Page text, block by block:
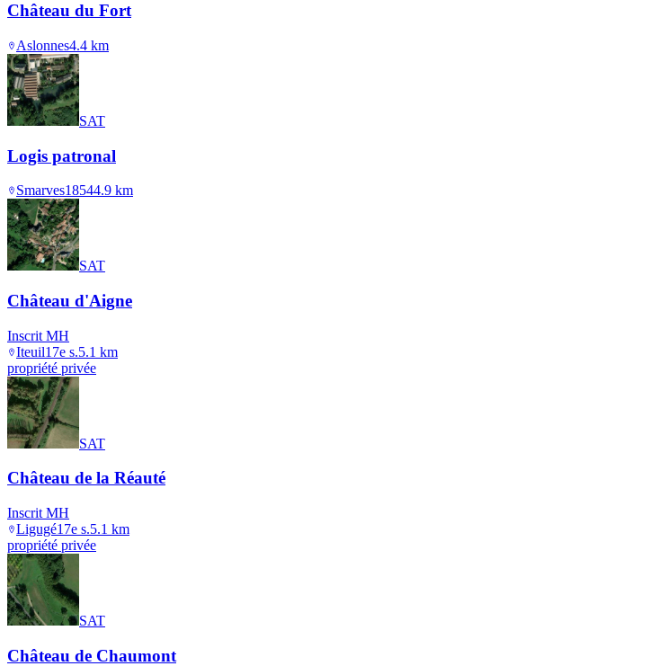
Château du Fort
Aslonnes4.4 km
SAT
Logis patronal
Smarves18544.9 km
SAT
Château d'Aigne
Inscrit MH
Iteuil17e s.5.1 km
propriété privée
SAT
Château de la Réauté
Inscrit MH
Ligugé17e s.5.1 km
propriété privée
SAT
Château de Chaumont